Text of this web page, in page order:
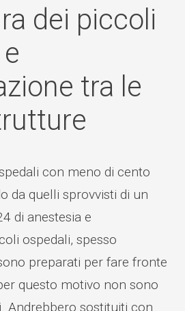
dei piccoli
tra le
con meno di cento
da quelli sprovvisti di un
di anestesia e
ospedali, spesso
preparati per fare fronte
questo motivo non sono
Andrebbero sostituiti con